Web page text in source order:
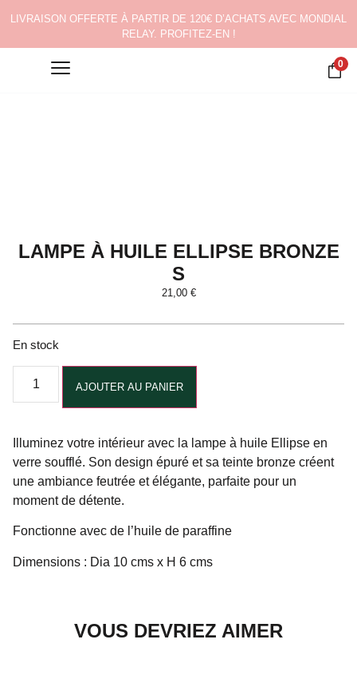
LIVRAISON OFFERTE À PARTIR DE 120€ D’ACHATS AVEC MONDIAL
RELAY. PROFITEZ-EN !
0
LAMPE À HUILE ELLIPSE BRONZE
S
21,00 €
En stock
AJOUTER AU PANIER
Illuminez votre intérieur avec la lampe à huile Ellipse en
verre soufflé. Son design épuré et sa teinte bronze créent
une ambiance feutrée et élégante, parfaite pour un
moment de détente.
Fonctionne avec de l’huile de paraffine
Dimensions : Dia 10 cms x H 6 cms
VOUS DEVRIEZ AIMER